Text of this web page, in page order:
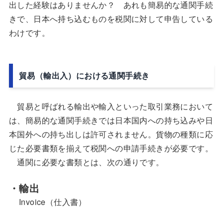
出した経験はありませんか？ あれも簡易的な通関手続
きで、日本へ持ち込むものを税関に対して申告している
わけです。
貿易（輸出入）における通関手続き
貿易と呼ばれる輸出や輸入といった取引業務において
は、簡易的な通関手続きでは日本国内への持ち込みや日
本国外への持ち出しは許可されません。貨物の種類に応
じた必要書類を揃えて税関への申請手続きが必要です。
通関に必要な書類とは、次の通りです。
・輸出
Invoice（仕入書）